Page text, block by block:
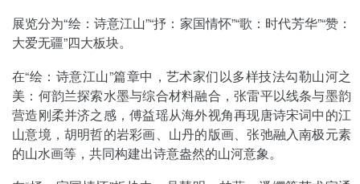
展览分为“绘：诗意江山”“抒：家国情怀”“歌：时代芳华”“赞：
大爱无疆”四大板块。
在“绘：诗意江山”篇章中，艺术家们以多样技法勾勒山河之
美：何韵兰探索水墨与综合材料融合，张雷平以线条与墨韵
营造刚柔并济之感，傅益瑶从海外视角再现唐诗宋词中的江
山意境，胡明哲的岩彩画、山丹的版画、张弛融入南极元素
的山水画等，共同构建出诗意盎然的山河意象。